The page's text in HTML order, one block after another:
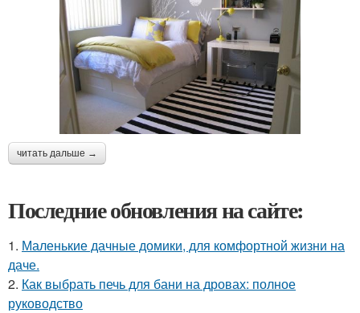
читать дальше →
Последние обновления на сайте:
1. Маленькие дачные домики, для комфортной жизни на
даче.
2. Как выбрать печь для бани на дровах: полное
руководство